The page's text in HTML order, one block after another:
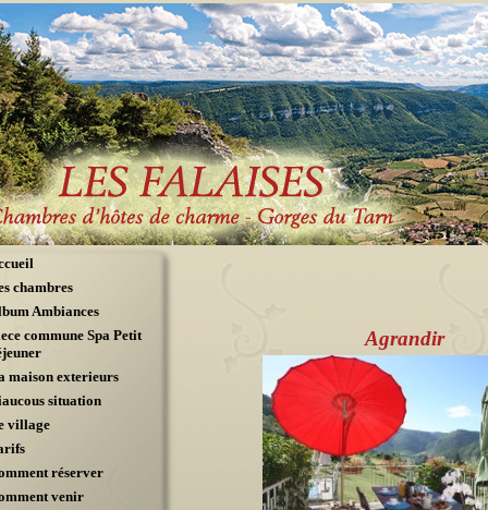
chambres
Ambiances
commune Spa Petit
maison exterieurs
situation
village
réserver
venir
Agrandir